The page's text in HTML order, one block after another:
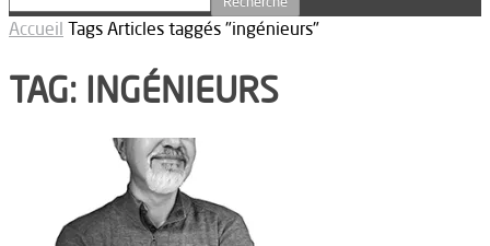
Accueil Tags Articles taggés "ingénieurs"
TAG: INGÉNIEURS